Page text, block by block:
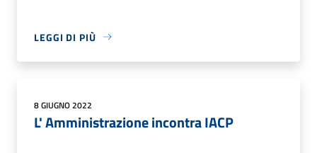
LEGGI DI PIÙ
8 GIUGNO 2022
L' Amministrazione incontra IACP